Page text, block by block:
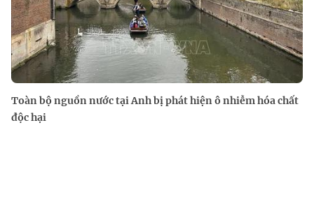
Toàn bộ nguồn nước tại Anh bị phát hiện ô nhiễm hóa chất
độc hại